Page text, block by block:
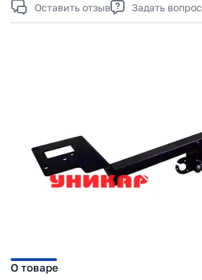
Оставить отзыв
Задать вопрос
О товаре